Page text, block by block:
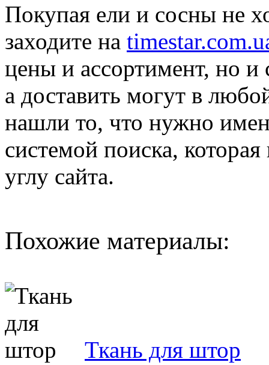
Покупая ели и сосны не
заходите на
цены и ассортимент, но и
а доставить могут в
нашли то, что нужно
системой поиска,
углу сайта.
Похожие материалы:
Ткань для штор